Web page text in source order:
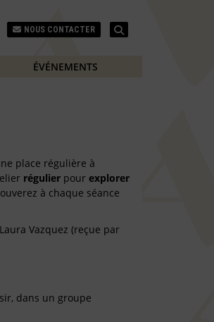
NOUS CONTACTER
ÉVÉNEMENTS
place régulière à
régulier pour explorer
à chaque séance
Laura Vazquez (reçue par
dans un groupe